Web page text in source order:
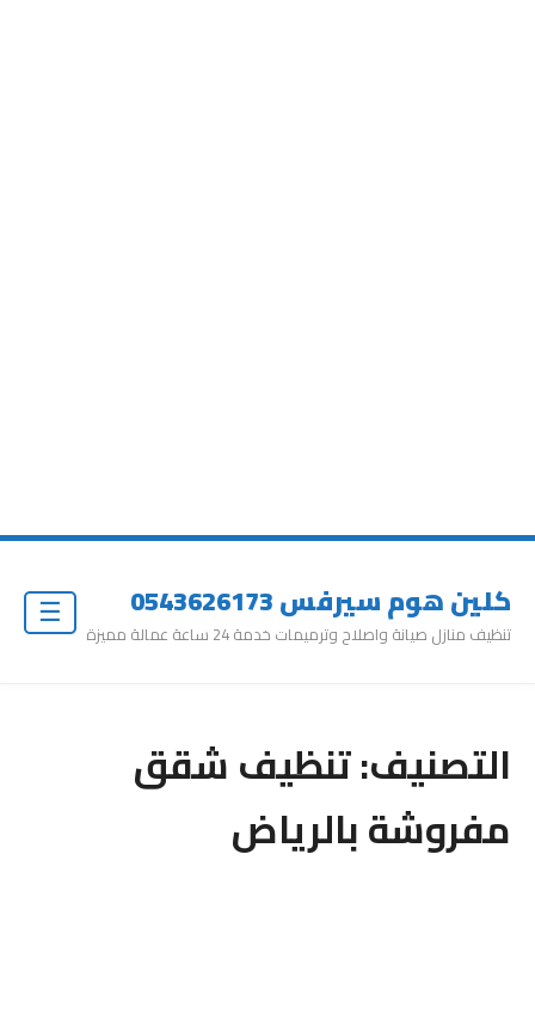
كلين هوم سيرفس 0543626173
تنظيف منازل صيانة واصلاح وترميمات خدمة 24 ساعة عمالة مميزة
التصنيف:تنظيف شقق
مفروشة بالرياض